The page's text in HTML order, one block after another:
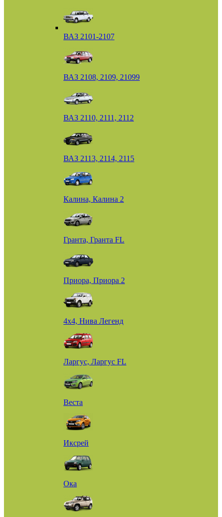
ВАЗ 2101-2107
ВАЗ 2108, 2109, 21099
ВАЗ 2110, 2111, 2112
ВАЗ 2113, 2114, 2115
Калина, Калина 2
Гранта, Гранта FL
Приора, Приора 2
4х4, Нива Легенд
Ларгус, Ларгус FL
Веста
Иксрей
Ока